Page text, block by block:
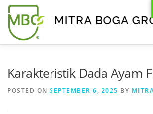
Karakteristik Dada Ayam
POSTED ON SEPTEMBER 6, 2025 BY